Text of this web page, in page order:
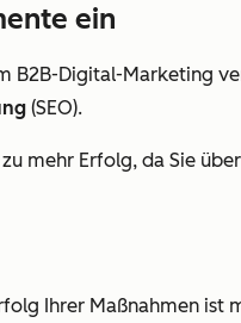
ein
B2B-Digital-Marketing
(SEO).
mehr Erfolg, da Sie
Ihrer Maßnahmen ist